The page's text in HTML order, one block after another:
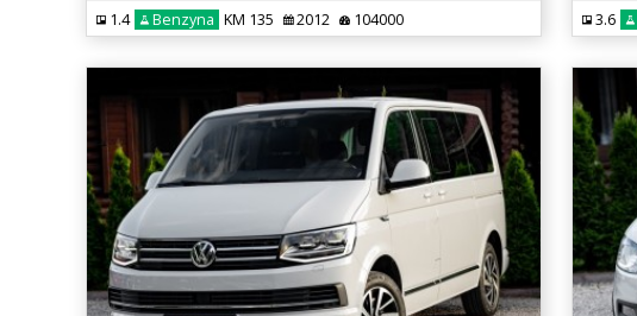
1.4 Benzyna KM 135 2012 104000 3.6